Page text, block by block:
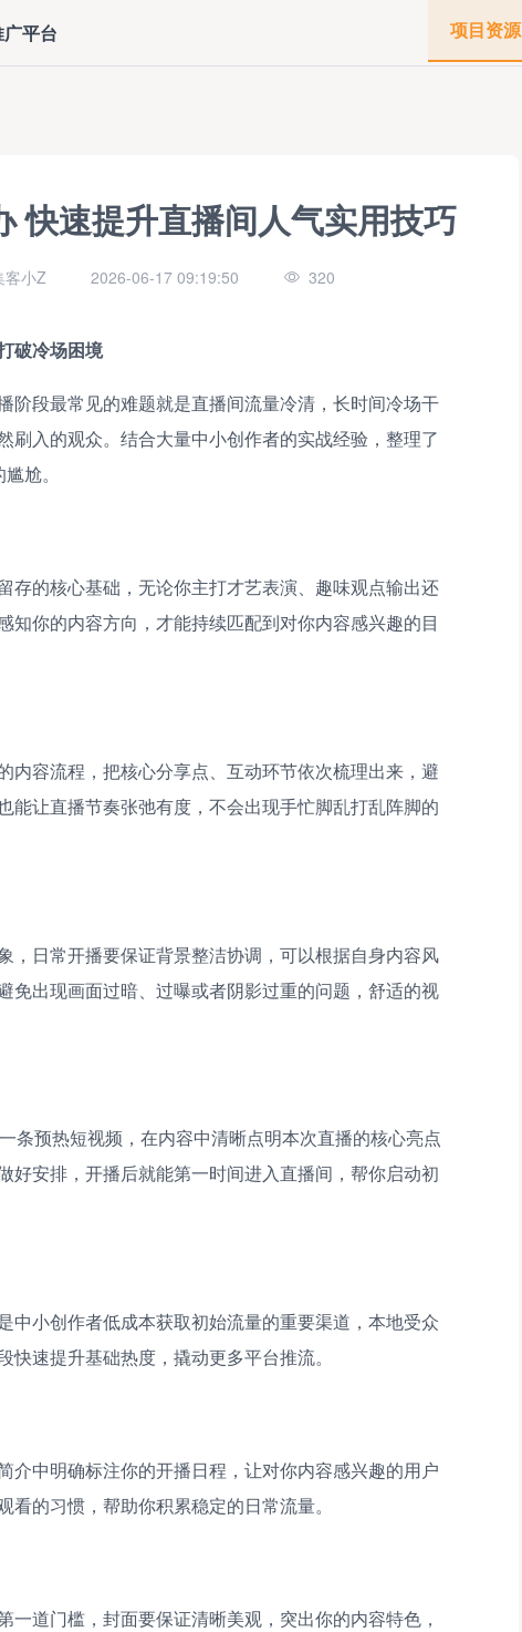
平台 项目资源
快速提升直播间人气实用技巧
客小Z 2026-06-17 09:19:50 320
破冷场困境
阶段最常见的难题就是直播间流量冷清，长时间冷场干
刷入的观众。结合大量中小创作者的实战经验，整理了
尬。
存的核心基础，无论你主打才艺表演、趣味观点输出还
知你的内容方向，才能持续匹配到对你内容感兴趣的目
内容流程，把核心分享点、互动环节依次梳理出来，避
能让直播节奏张弛有度，不会出现手忙脚乱打乱阵脚的
，日常开播要保证背景整洁协调，可以根据自身内容风
免出现画面过暗、过曝或者阴影过重的问题，舒适的视
条预热短视频，在内容中清晰点明本次直播的核心亮点
好安排，开播后就能第一时间进入直播间，帮你启动初
中小创作者低成本获取初始流量的重要渠道，本地受众
速提升基础热度，撬动更多平台推流。
介中明确标注你的开播日程，让对你内容感兴趣的用户
的习惯，帮助你积累稳定的日常流量。
道门槛，封面要保证清晰美观，突出你的内容特色，